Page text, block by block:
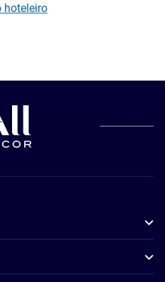
hoteleiro